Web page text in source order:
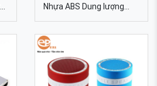
Nhựa ABS Dung lượng
4gb, 8gb, 16gb, 32gb,
85*35mm Màu sắc Đa
dạng, được tự chọn màu
sắc